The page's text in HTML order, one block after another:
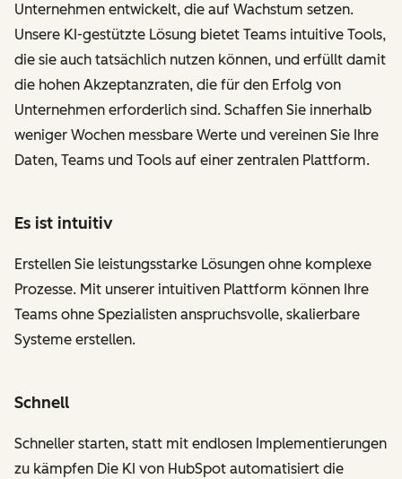
Unternehmen entwickelt, die auf Wachstum setzen.
Unsere KI-gestützte Lösung bietet Teams intuitive Tools,
die sie auch tatsächlich nutzen können, und erfüllt damit
die hohen Akzeptanzraten, die für den Erfolg von
Unternehmen erforderlich sind. Schaffen Sie innerhalb
weniger Wochen messbare Werte und vereinen Sie Ihre
Daten, Teams und Tools auf einer zentralen Plattform.
Es ist intuitiv
Erstellen Sie leistungsstarke Lösungen ohne komplexe
Prozesse. Mit unserer intuitiven Plattform können Ihre
Teams ohne Spezialisten anspruchsvolle, skalierbare
Systeme erstellen.
Schnell
Schneller starten, statt mit endlosen Implementierungen
zu kämpfen Die KI von HubSpot automatisiert die